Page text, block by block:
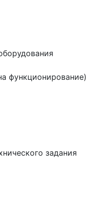
функционирование)
задания